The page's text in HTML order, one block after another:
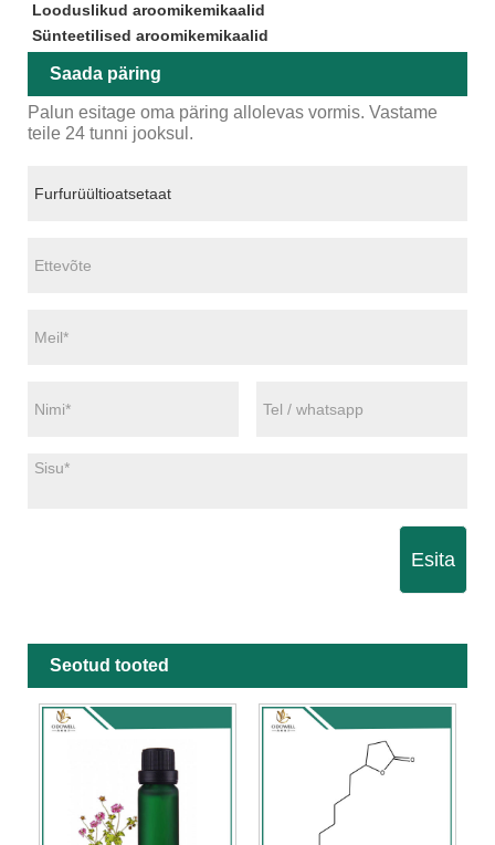
Looduslikud aroomikemikaalid
Sünteetilised aroomikemikaalid
Saada päring
Palun esitage oma päring allolevas vormis. Vastame
teile 24 tunni jooksul.
Esita
Seotud tooted